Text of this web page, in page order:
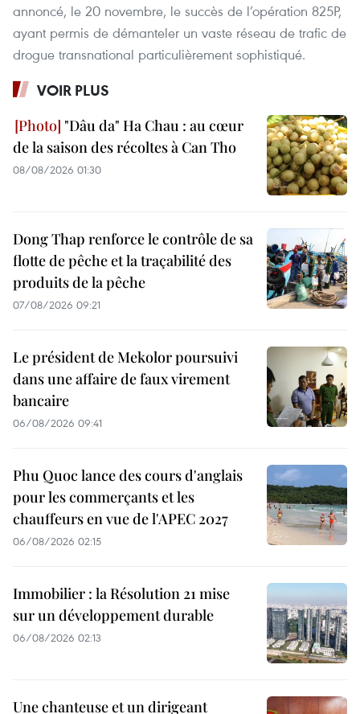
annoncé, le 20 novembre, le succès de l’opération 825P,
ayant permis de démanteler un vaste réseau de trafic de
drogue transnational particulièrement sophistiqué.
VOIR PLUS
"Dâu da" Ha Chau : au cœur
de la saison des récoltes à Can Tho
08/08/2026 01:30
Dong Thap renforce le contrôle de sa
flotte de pêche et la traçabilité des
produits de la pêche
07/08/2026 09:21
Le président de Mekolor poursuivi
dans une affaire de faux virement
bancaire
06/08/2026 09:41
Phu Quoc lance des cours d'anglais
pour les commerçants et les
chauffeurs en vue de l'APEC 2027
06/08/2026 02:15
Immobilier : la Résolution 21 mise
sur un développement durable
06/08/2026 02:13
Une chanteuse et un dirigeant